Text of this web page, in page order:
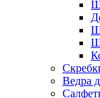
Ведра